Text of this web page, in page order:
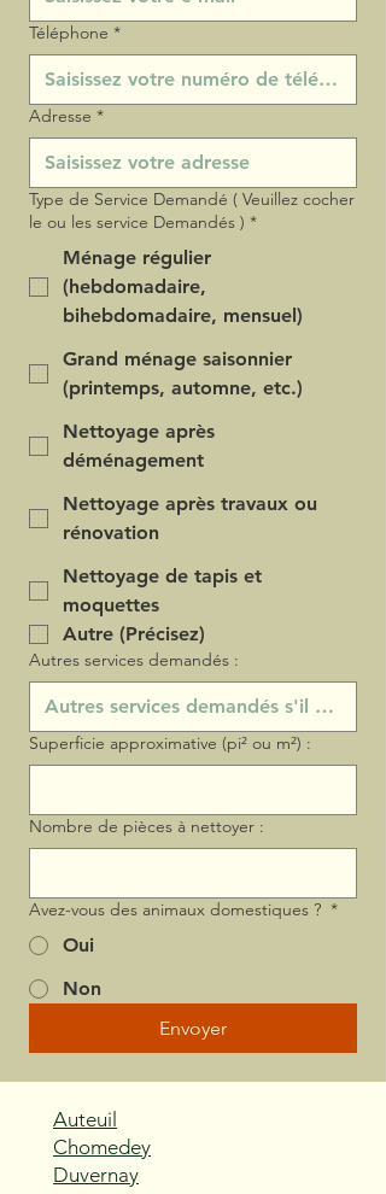
Téléphone *
Adresse *
Type de Service Demandé ( Veuillez cocher
le ou les service Demandés ) *
Ménage régulier
(hebdomadaire,
bihebdomadaire, mensuel)
Grand ménage saisonnier
(printemps, automne, etc.)
Nettoyage après
déménagement
Nettoyage après travaux ou
rénovation
Nettoyage de tapis et
moquettes
Autre (Précisez)
Autres services demandés :
Superficie approximative (pi² ou m²) :
Nombre de pièces à nettoyer :
Avez-vous des animaux domestiques ? *
Oui
Non
Envoyer
Auteuil
Chomedey
Duvernay